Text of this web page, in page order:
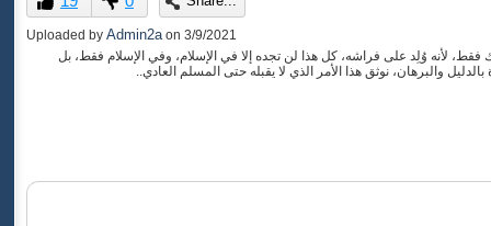
of
0
seconds
Uploaded by Admin2a on 3/9/2021
لأنه وُلِد على فراشه، كل هذا لن تجده إلا في الإسلام، وفي الإسلام فقط، بل
والبرهان، نوثق هذا الأمر الذي لا يقبله حتى المسلم العادي..